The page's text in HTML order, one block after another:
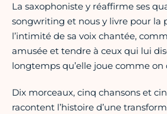
La saxophoniste y réaffirme ses
songwriting et nous y livre pour la
l’intimité de sa voix chantée,
amusée et tendre à ceux qui lui
longtemps qu’elle joue comme on
Dix morceaux, cinq chansons et
racontent l’histoire d’une